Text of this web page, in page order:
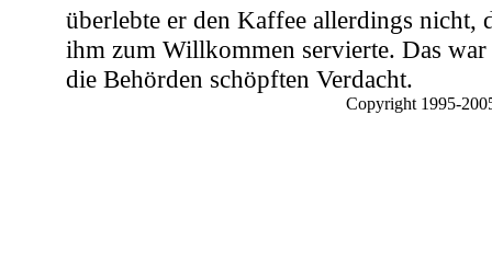
überlebte er den Kaffee allerdings nicht,
ihm zum Willkommen servierte. Das
die Behörden schöpften Verdacht.
Copyright 1995-